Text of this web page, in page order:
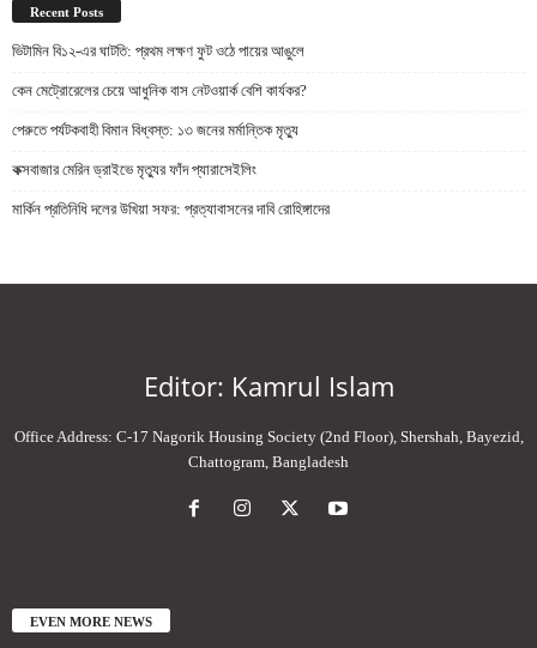
Recent Posts
ভিটামিন বি১২-এর ঘাটতি: প্রথম লক্ষণ ফুট ওঠে পায়ের আঙুলে
কেন মেট্রোরেলের চেয়ে আধুনিক বাস নেটওয়ার্ক বেশি কার্যকর?
পেরুতে পর্যটকবাহী বিমান বিধ্বস্ত: ১৩ জনের মর্মান্তিক মৃত্যু
কক্সবাজার মেরিন ড্রাইভে মৃত্যুর ফাঁদ প্যারাসেইলিং
মার্কিন প্রতিনিধি দলের উখিয়া সফর: প্রত্যাবাসনের দাবি রোহিঙ্গাদের
Editor: Kamrul Islam
Office Address: C-17 Nagorik Housing Society (2nd Floor), Shershah, Bayezid,
Chattogram, Bangladesh
EVEN MORE NEWS